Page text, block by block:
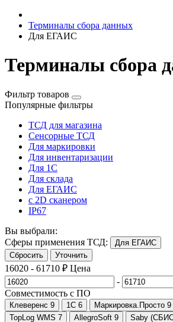
Терминалы сбора данных
Для ЕГАИС
Терминалы сбора
Фильтр товаров
Популярные фильтры
ТСД для магазина
Сенсорные ТСД
Для маркировки
Для инвентаризации
Для 1С
Для склада
Для ЕГАИС
с 2D сканером
IP67
Вы выбрали:
Сферы применения ТСД:
Для ЕГАИС
Сбросить
Уточнить
16020 - 61710 ₽ Цена
-
Совместимость с ПО
Клеверенс 9 1С 6 Маркировка.Просто 9
TopLog WMS 7 AllegroSoft 9 Saby